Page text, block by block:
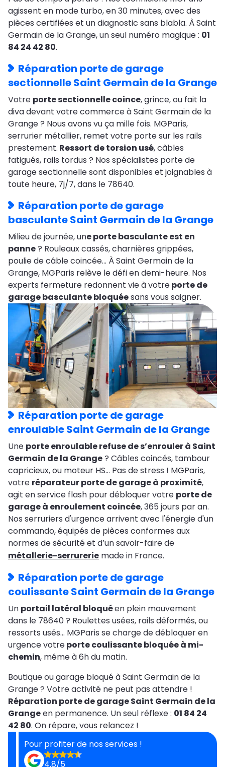
agissent en mode turbo, en 30 minutes, avec des
pièces certifiées et un diagnostic sans blabla. À Saint
Germain de la Grange, un seul numéro magique : 01
84 24 42 80.
Réparation porte de garage
sectionnelle Saint Germain de la Grange
Votre porte sectionnelle coince, grince, ou fait la
diva devant votre commerce à Saint Germain de la
Grange ? Nous avons vu ça mille fois. MGParis,
serrurier métallier, remet votre porte sur les rails
prestement. Ressort de torsion usé, câbles
fatigués, rails tordus ? Nos spécialistes porte de
garage sectionnelle sont disponibles et joignables à
toute heure, 7j/7, dans le 78640.
Réparation porte de garage
basculante Saint Germain de la Grange
Milieu de journée, une porte basculante est en
panne? Rouleaux cassés, charnières grippées,
poulie de câble coincée… À Saint Germain de la
Grange, MGParis relève le défi en demi-heure. Nos
experts fermeture redonnent vie à votreporte de
garage basculante bloquéesans vous saigner.
Réparation porte de garage
enroulable Saint Germain de la Grange
Une porte enroulable refuse de s’enrouler à Saint
Germain de la Grange? Câbles coincés, tambour
capricieux, ou moteur HS… Pas de stress ! MGParis,
votre réparateur porte de garage à proximité,
agit en service flash pour débloquer votre porte de
garage à enroulement coincée, 365 jours par an.
Nos serruriers d'urgence arrivent avec l'énergie d'un
commando, équipés de pièces conformes aux
normes de sécurité et d’un savoir-faire de
métallerie-serrurerie made in France.
Réparation porte de garage
coulissante Saint Germain de la Grange
Un portail latéral bloquéen plein mouvement
dans le 78640 ? Roulettes usées, rails déformés, ou
ressorts usés… MGParis se charge de débloquer en
urgence votreporte coulissante bloquée à mi-
chemin, même à 6h du matin.
Boutique ou garage bloqué à Saint Germain de la
Grange ? Votre activité ne peut pas attendre !
Réparation porte de garage Saint Germain de la
Grangeen permanence. Un seul réflexe : 01 84 24
42 80. On répare, vous relancez !
Pour profiter de nos services !
4.8/5